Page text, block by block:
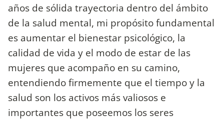
años de sólida trayectoria dentro del ámbito
de la salud mental, mi propósito fundamental
es aumentar el bienestar psicológico, la
calidad de vida y el modo de estar de las
mujeres que acompaño en su camino,
entendiendo firmemente que el tiempo y la
salud son los activos más valiosos e
importantes que poseemos los seres